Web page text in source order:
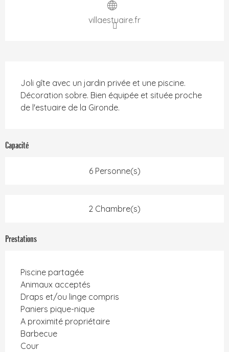
villaestuaire.fr
Joli gîte avec un jardin privée et une piscine.
Décoration sobre. Bien équipée et située proche
de l'estuaire de la Gironde.
Capacité
6 Personne(s)
2 Chambre(s)
Prestations
Piscine partagée
Animaux acceptés
Draps et/ou linge compris
Paniers pique-nique
A proximité propriétaire
Barbecue
Cour